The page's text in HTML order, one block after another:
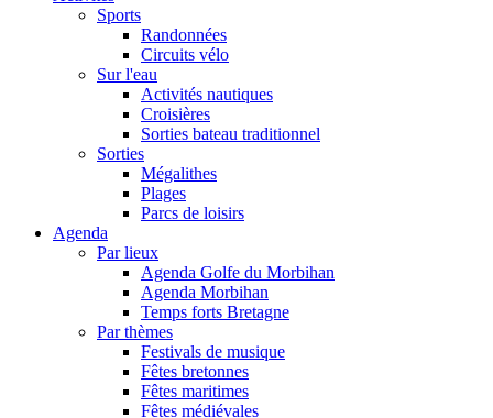
Sports
Randonnées
Circuits vélo
Sur l'eau
Activités nautiques
Croisières
Sorties bateau traditionnel
Sorties
Mégalithes
Plages
Parcs de loisirs
Agenda
Par lieux
Agenda Golfe du Morbihan
Agenda Morbihan
Temps forts Bretagne
Par thèmes
Festivals de musique
Fêtes bretonnes
Fêtes maritimes
Fêtes médiévales